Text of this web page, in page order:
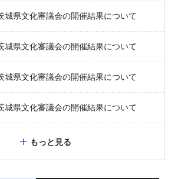
城県文化審議会の開催結果について
城県文化審議会の開催結果について
城県文化審議会の開催結果について
城県文化審議会の開催結果について
もっと見る